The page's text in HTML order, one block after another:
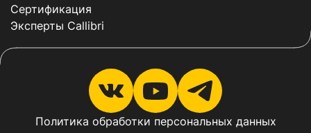
Сертификация
Эксперты Callibri
Политика обработки персональных данных